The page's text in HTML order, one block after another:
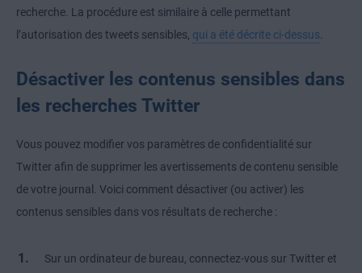
recherche. La procédure est similaire à celle permettant
l’autorisation des tweets sensibles, qui a été décrite ci-dessus
Désactiver les contenus sensibles dans
les recherches Twitter
Vous pouvez modifier vos paramètres de confidentialité sur
Twitter afin de supprimer les avertissements de contenu sensible
de votre journal. Voici comment désactiver (ou activer) les
contenus sensibles dans vos résultats de recherche :
Sur un ordinateur de bureau, connectez-vous sur Twitter et